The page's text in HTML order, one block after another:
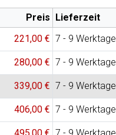
Preis Lieferzeit
221,00 € 7 - 9 Werktage
280,00 € 7 - 9 Werktage
339,00 € 7 - 9 Werktage
406,00 € 7 - 9 Werktage